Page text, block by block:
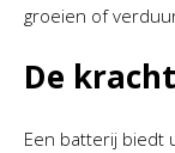
groeien of
De
Een batterij biedt